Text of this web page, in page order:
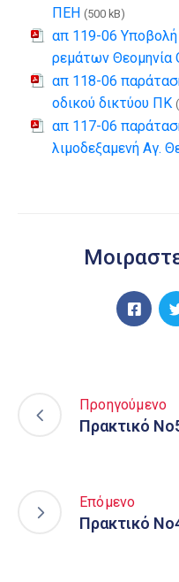
ΠΕΗ (500 kB)
απ 119-06
ρεμάτων
απ 118-06
οδικού δικτύου ΠΚ
απ 117-06
λιμοδεξαμενή Αγ.
Προηγούμενο
Πρακτικό
Επόμενο
Πρακτικό